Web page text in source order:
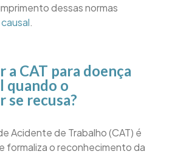
dessas normas
.
a CAT para doença
quando o
se recusa?
Acidente de Trabalho (CAT) é
formaliza o reconhecimento da